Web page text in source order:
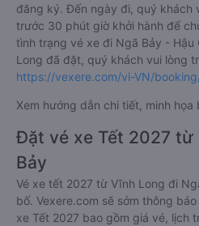
đăng ký. Đến ngày đi, quý khách
trước 30 phút giờ khởi hành để
tình trạng vé xe đi Ngã Bảy -
Long đã đặt, quý khách vui lòng
https://vexere.com/vi-VN/
Xem hướng dẫn chi tiết, minh họa
Đặt vé xe Tết 2027
Bảy
Vé xe tết 2027 từ Vĩnh Long đi
bố. Vexere.com sẽ sớm thông
xe Tết 2027 bao gồm giá vé, lịch